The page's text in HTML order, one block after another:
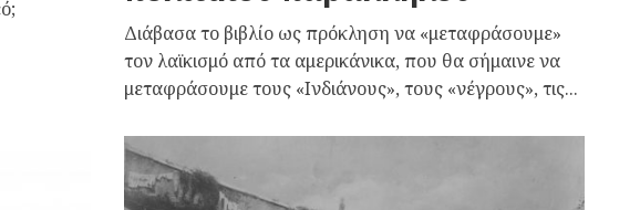
Διάβασα το βιβλίο ως πρόκληση να «μεταφράσουμε»
τον λαϊκισμό από τα αμερικάνικα, που θα σήμαινε να
μεταφράσουμε τους «Ινδιάνους», τους «νέγρους», τις...